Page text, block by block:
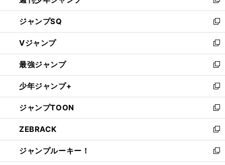
新
し
い
ウ
ィ
ン
ド
ウ
で
開
く
ジャンプSQ
新
し
い
ウ
ィ
ン
ド
ウ
で
開
く
Vジャンプ
新
し
い
ウ
ィ
ン
ド
ウ
で
開
く
最強ジャンプ
新
し
い
ウ
ィ
ン
ド
ウ
で
開
少年ジャンプ+
新
し
い
ウ
ィ
ン
ド
ウ
ジャンプTOON
新
し
い
ウ
ィ
ン
ZEBRACK
新
し
い
ウ
ジャンプルーキー！
新